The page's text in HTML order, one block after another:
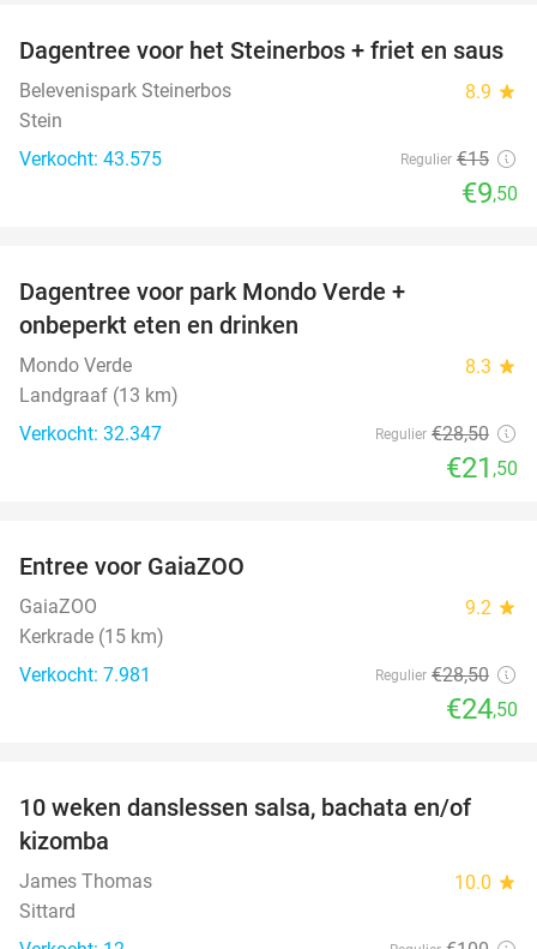
37%
Dagentree voor het Steinerbos + friet en saus
Belevenispark Steinerbos 8.9 star
Stein
Verkocht: 43.575
Regulier €15
€9,50
Dagentree voor park Mondo Verde +
onbeperkt eten en drinken
Mondo Verde 8.3 star
Landgraaf (13 km)
Verkocht: 32.347
Regulier €28,50
€21 ,50
Entree voor GaiaZOO
GaiaZOO 9.2 star
Kerkrade (15 km)
Verkocht: 7.981
Regulier €28,50
€24,50
56%
10 weken danslessen salsa, bachata en/of
kizomba
James Thomas 10.0 star
Sittard